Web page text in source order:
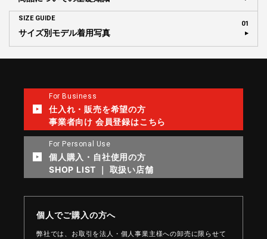
01
SIZE GUIDE
サイズ別モデル着用写真
For Business
仕入れ・販売を希望の方
事業者向け 会員登録はこちら
For Personal Use
個人購入・自社使用の方
SHOP LIST ｜ 取扱い店舗
個人でご購入の方へ
弊社では、お取引を法人・個人事業主様への卸売に限らせて